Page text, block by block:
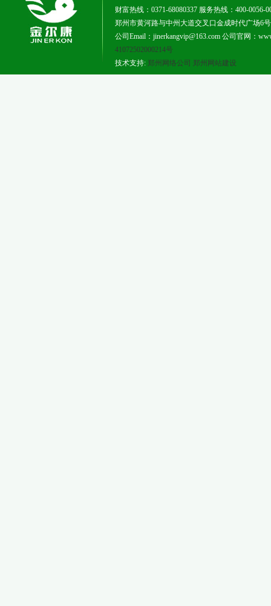
财富热线：0371-68080337 服务热线：400-0056-
郑州市黄河路与中州大道交叉口金成时代广场6号
公司Email：jinerkangvip@163.com 公司官网：
41072502000214号
技术支持: 郑州网络公司 郑州网站建设